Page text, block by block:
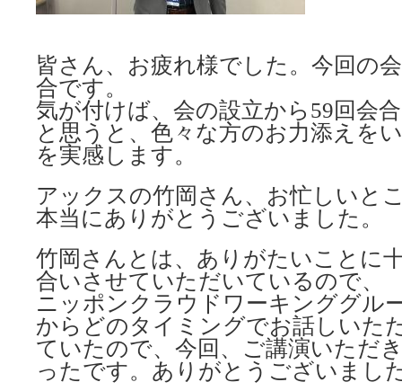
皆さん、お疲れ様でした。今回の
合です。
気が付けば、会の設立から59回会
と思うと、色々な方のお力添えを
を実感します。
アックスの竹岡さん、お忙しいと
本当にありがとうございました。
竹岡さんとは、ありがたいことに
合いさせていただいているので、
ニッポンクラウドワーキンググル
からどのタイミングでお話しいた
ていたので、今回、ご講演いただ
ったです。ありがとうございまし